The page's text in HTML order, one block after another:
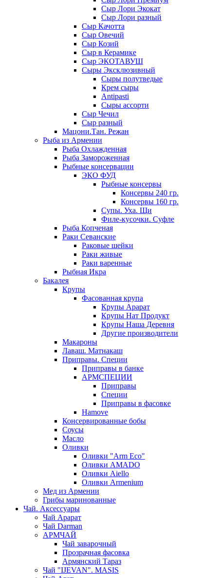
Сыр Лори Экокат
Сыр Лори разный
Сыр Качотта
Сыр Овечий
Сыр Козий
Сыр в Керамике
Сыр ЭКОТАВУШ
Сыры Эксклюзивный
Сыры полутведые
Крем сыры
Antipasti
Сыры ассорти
Сыр Чечил
Сыр разный
Мацони.Тан. Режан
Рыба из Армении
Рыба Охлажденная
Рыба Замороженная
Рыбные консервации
ЭКО ФУД
Рыбные консервы
Консервы 240 гр.
Консервы 160 гр.
Супы. Уха. Щи
Филе-кусочки. Суфле
Рыба Копченая
Раки Севанские
Раковые шейки
Раки живые
Раки варенные
Рыбная Икра
Бакалея
Крупы
Фасованная крупа
Крупы Арарат
Крупы Нат Продукт
Крупы Наша Деревня
Другие производители
Макароны
Лаваш. Матнакаш
Приправы. Специи
Приправы в банке
АРМСПЕЦИИ
Приправы
Специи
Приправы в фасовке
Hamove
Консервированные бобы
Соусы
Масло
Оливки
Оливки "Arm Eco"
Оливки AMADO
Оливки Aiello
Оливки Armenium
Мед из Армении
Грибы маринованные
Чай. Аксессуары
Чай Арарат
Чай Darman
АРМЧАЙ
Чай заварочный
Прозрачная фасовка
Армянский Тараз
Чай "IJEVAN". MASIS